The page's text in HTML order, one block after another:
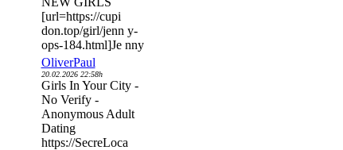
[url=https://cupi
don.top/girl/jenn y-
ops-184.html]Je nny
OliverPaul
20.02.2026 22:58h
Girls In Your City -
No Verify -
Anonymous Adult
Dating
https://SecreLoca